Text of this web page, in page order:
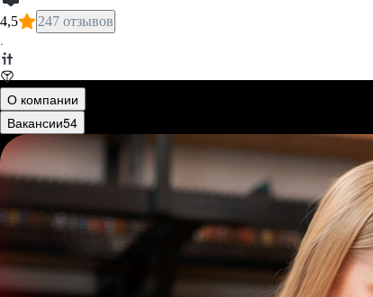
4,5 247 отзывов
·
О компании
Вакансии54